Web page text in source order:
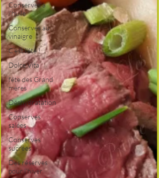
Conserves à
l'huile
Conserves au
vinaigre
C'est l'été !
Dolce Vita
fête des Grand
mères
Déshydratation
Conserves
salées
Conserves
sucrées
Des réserves
pour l'hiver